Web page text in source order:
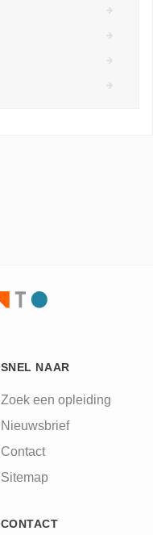
SNEL NAAR
Zoek een opleiding
Nieuwsbrief
Contact
Sitemap
CONTACT